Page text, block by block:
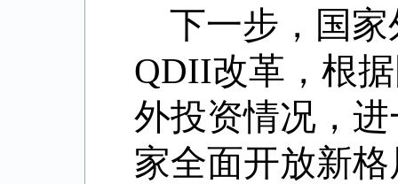
下一步，国
QDII改革，根
外投资情况，
家全面开放新